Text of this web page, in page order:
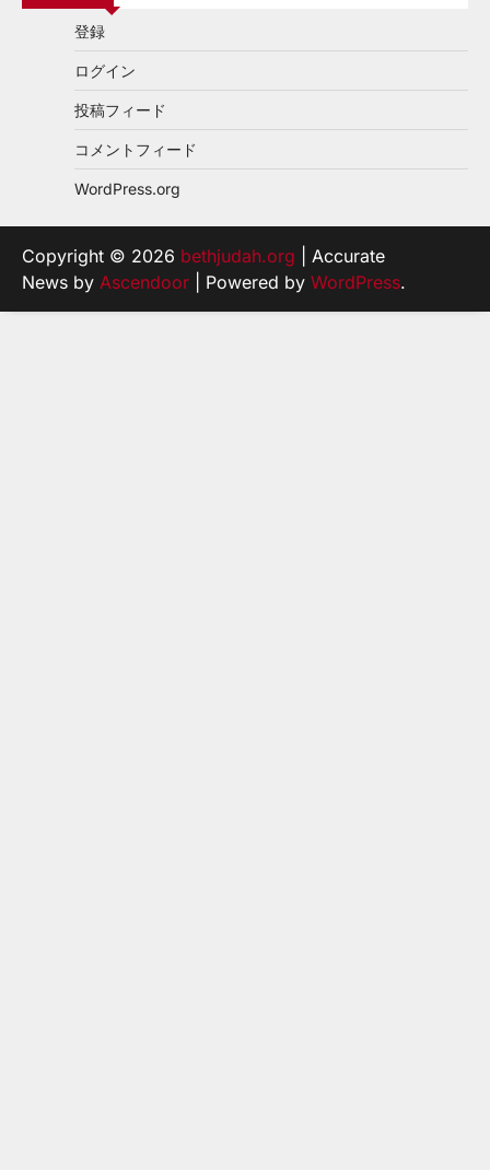
登録
ログイン
投稿フィード
コメントフィード
WordPress.org
Copyright © 2026 bethjudah.org | Accurate
News by Ascendoor | Powered by WordPress.